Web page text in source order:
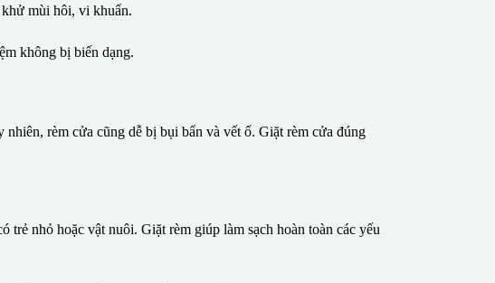
khử mùi hôi, vi khuẩn.
không bị biến dạng.
rèm cửa cũng dễ bị bụi bẩn và vết ố. Giặt rèm cửa đúng
trẻ nhỏ hoặc vật nuôi. Giặt rèm giúp làm sạch hoàn toàn các yếu